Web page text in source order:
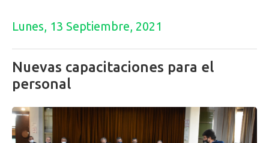
Lunes, 13 Septiembre, 2021
Nuevas capacitaciones para el
personal